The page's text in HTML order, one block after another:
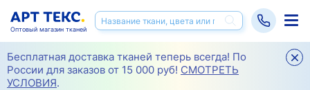
Бесплатная доставка тканей теперь всегда! По
России для заказов от 15 000 руб! СМОТРЕТЬ
УСЛОВИЯ.
Оптовый магазин тканей